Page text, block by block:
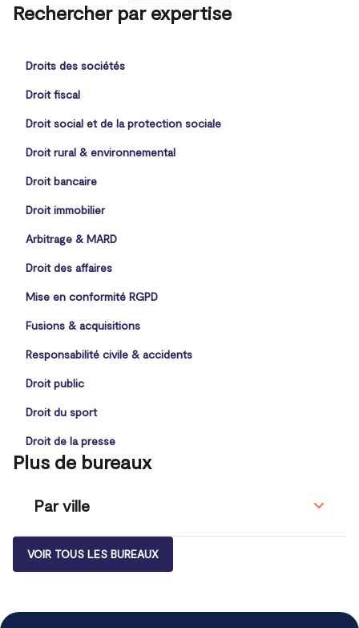
Rechercher par expertise
Droits des sociétés
Droit fiscal
Droit social et de la protection sociale
Droit rural & environnemental
Droit bancaire
Droit immobilier
Arbitrage & MARD
Droit des affaires
Mise en conformité RGPD
Fusions & acquisitions
Responsabilité civile & accidents
Droit public
Droit du sport
Droit de la presse
Plus de bureaux
Par ville
VOIR TOUS LES BUREAUX